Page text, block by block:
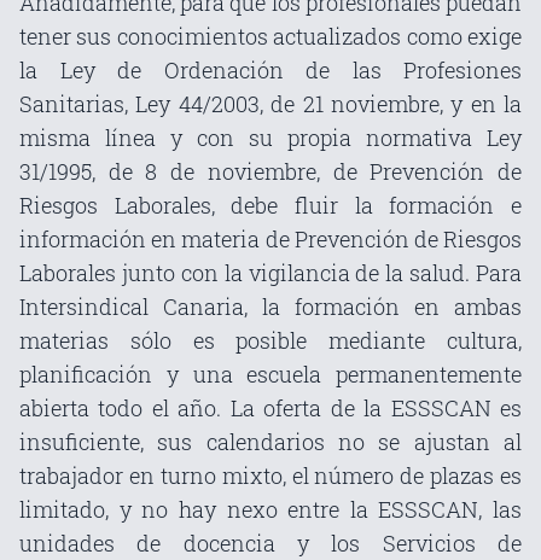
tener sus conocimientos actualizados como exige
la
Ley de Ordenación de las Profesiones
Sanitarias, Ley 44/2003, de 21 noviembre, y en la
misma línea y con su propia normativa Ley
31/1995, de 8 de noviembre, de Prevención de
Riesgos Laborales, debe fluir la formación e
información en materia de Prevención de Riesgos
Laborales junto con la vigilancia de la salud. Para
Intersindical Canaria, la formación en ambas
materias sólo es posible mediante cultura,
planificación y una escuela permanentemente
abierta todo el año. La oferta de la ESSSCAN es
insuficiente, sus calendarios no se ajustan al
trabajador en turno mixto, el número de plazas es
limitado, y no hay nexo entre la ESSSCAN, las
unidades de docencia y los Servicios de